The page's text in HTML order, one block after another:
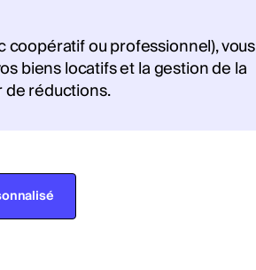
ou professionnel), vous
biens locatifs et la gestion de la
de réductions.